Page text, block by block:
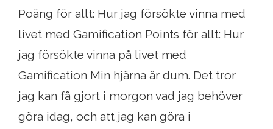
Poäng för allt: Hur jag försökte vinna med
livet med Gamification Points för allt: Hur
jag försökte vinna på livet med
Gamification Min hjärna är dum. Det tror
jag kan få gjort i morgon vad jag behöver
göra idag, och att jag kan göra i